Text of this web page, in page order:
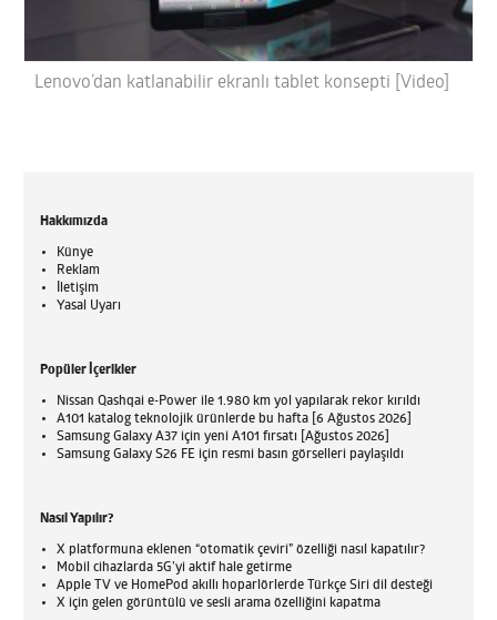
Lenovo’dan katlanabilir ekranlı tablet konsepti [Video]
Hakkımızda
Künye
Reklam
İletişim
Yasal Uyarı
Popüler İçerikler
Nissan Qashqai e-Power ile 1.980 km yol yapılarak rekor kırıldı
A101 katalog teknolojik ürünlerde bu hafta [6 Ağustos 2026]
Samsung Galaxy A37 için yeni A101 fırsatı [Ağustos 2026]
Samsung Galaxy S26 FE için resmi basın görselleri paylaşıldı
Nasıl Yapılır?
X platformuna eklenen “otomatik çeviri” özelliği nasıl kapatılır?
Mobil cihazlarda 5G’yi aktif hale getirme
Apple TV ve HomePod akıllı hoparlörlerde Türkçe Siri dil desteği
X için gelen görüntülü ve sesli arama özelliğini kapatma